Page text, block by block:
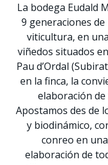
La bodega Eudald
9 generaciones de
viticultura, en
viñedos situados
Pau d’Ordal
en la finca, la
elaboración de
Apostamos des de
y biodinámico,
conreo en
elaboración de